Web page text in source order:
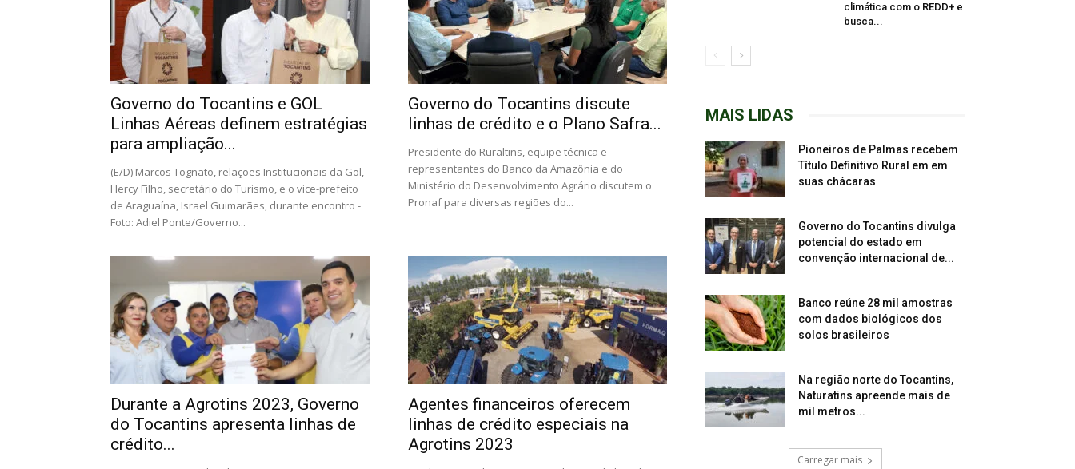
Governo do Tocantins e GOL
Linhas Aéreas definem estratégias
para ampliação...
(E/D) Marcos Tognato, relações Institucionais da Gol,
Hercy Filho, secretário do Turismo, e o vice-prefeito
de Araguaína, Israel Guimarães, durante encontro -
Foto: Adiel Ponte/Governo...
Governo do Tocantins discute
linhas de crédito e o Plano Safra...
Presidente do Ruraltins, equipe técnica e
representantes do Banco da Amazônia e do
Ministério do Desenvolvimento Agrário discutem o
Pronaf para diversas regiões do...
Durante a Agrotins 2023, Governo
do Tocantins apresenta linhas de
crédito...
Agentes financeiros oferecem
linhas de crédito especiais na
Agrotins 2023
climática com o REDD+ e
busca...
MAIS LIDAS
Pioneiros de Palmas recebem
Título Definitivo Rural em em
suas chácaras
Governo do Tocantins divulga
potencial do estado em
convenção internacional de...
Banco reúne 28 mil amostras
com dados biológicos dos
solos brasileiros
Na região norte do Tocantins,
Naturatins apreende mais de
mil metros...
Carregar mais